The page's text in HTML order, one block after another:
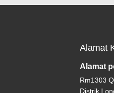
Alamat
Alamat
Rm1303
Distrik